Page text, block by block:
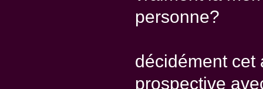
personne?
décidément cet
prospective